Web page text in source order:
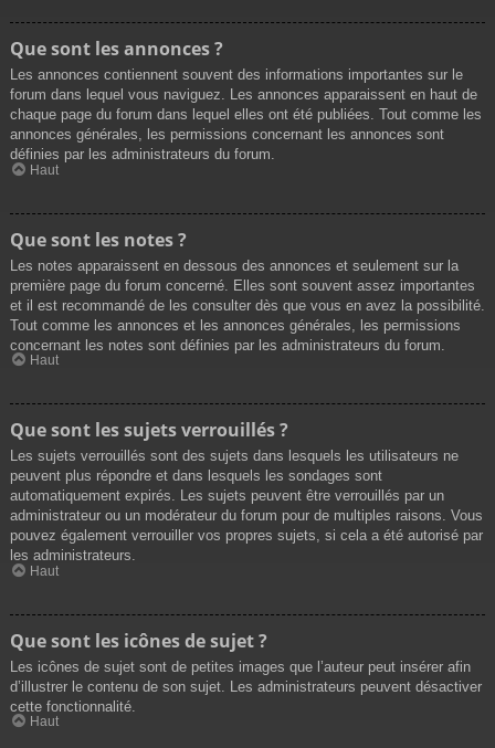
Que sont les annonces ?
Les annonces contiennent souvent des informations importantes sur le
forum dans lequel vous naviguez. Les annonces apparaissent en haut de
chaque page du forum dans lequel elles ont été publiées. Tout comme les
annonces générales, les permissions concernant les annonces sont
définies par les administrateurs du forum.
Haut
Que sont les notes ?
Les notes apparaissent en dessous des annonces et seulement sur la
première page du forum concerné. Elles sont souvent assez importantes
et il est recommandé de les consulter dès que vous en avez la possibilité.
Tout comme les annonces et les annonces générales, les permissions
concernant les notes sont définies par les administrateurs du forum.
Haut
Que sont les sujets verrouillés ?
Les sujets verrouillés sont des sujets dans lesquels les utilisateurs ne
peuvent plus répondre et dans lesquels les sondages sont
automatiquement expirés. Les sujets peuvent être verrouillés par un
administrateur ou un modérateur du forum pour de multiples raisons. Vous
pouvez également verrouiller vos propres sujets, si cela a été autorisé par
les administrateurs.
Haut
Que sont les icônes de sujet ?
Les icônes de sujet sont de petites images que l’auteur peut insérer afin
d’illustrer le contenu de son sujet. Les administrateurs peuvent désactiver
cette fonctionnalité.
Haut